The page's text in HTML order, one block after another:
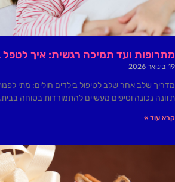
מתרופות ועד תמיכה רגשית: איך לטפל
19 בינואר 2026
מדריך שלב אחר שלב לטיפול בילדים חולים: מתי
תזונה נכונה וטיפים מעשיים להתמודדות בטוחה בבית.
קרא עוד »